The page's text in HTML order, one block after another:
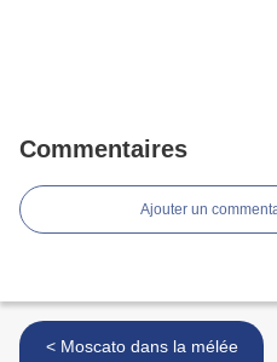
Commentaires
Ajouter un
< Moscato dans la mélée